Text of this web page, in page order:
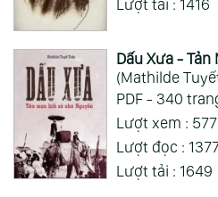
Lượt tải : 1416
Dấu Xưa -
(Mathilde
PDF - 340
Lượt xem :
Lượt đọc :
Lượt tải : 1649